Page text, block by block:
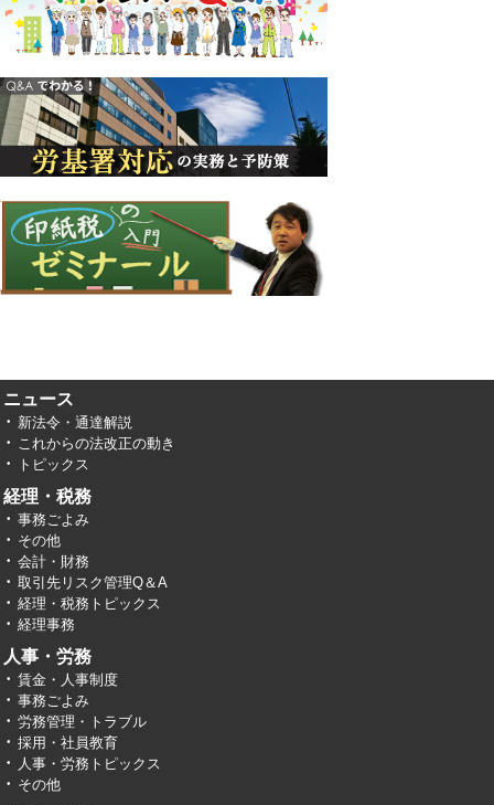
ニュース
新法令・通達解説
これからの法改正の動き
トピックス
経理・税務
事務ごよみ
その他
会計・財務
取引先リスク管理Q＆A
経理・税務トピックス
経理事務
人事・労務
賃金・人事制度
事務ごよみ
労務管理・トラブル
採用・社員教育
人事・労務トピックス
その他